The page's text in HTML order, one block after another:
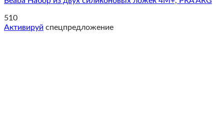
510
Активируй спецпредложение